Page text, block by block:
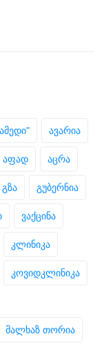
ავარია
აფად აცრა
გზა გუბერნია
ვაქცინა
კლინიკა
კოვიდკლინიკა
მალხაზ თორია